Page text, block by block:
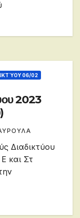
06/02
2023
Διαδικτύου
και Στ